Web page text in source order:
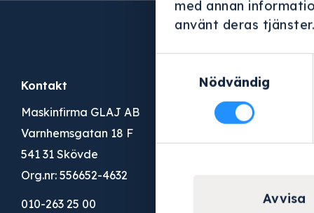
med annan
använt deras tjänster.
Nödvändig
Avvisa
Kontakt
Maskinfirma GLAJ AB
Varnhemsgatan 18 F
541 31 Skövde
Org.nr: 556652-4632
010-263 25 00
Konto
Logga in